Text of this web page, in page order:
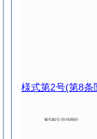
様式第2号(第8条